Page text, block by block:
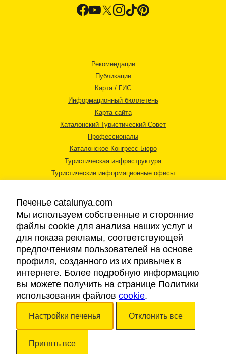
Рекомендации
Публикации
Карта / ГИС
Информационный бюллетень
Карта сайта
Каталонский Туристический Совет
Профессионалы
Каталонское Конгресс-Бюро
Туристическая инфраструктура
Туристические информационные офисы
Правовая информация
Cookies
Доступность
Авторские права © 2026. Каталонский Туристический Совет. Все права
Печенье catalunya.com
Мы используем собственные и сторонние
файлы cookie для анализа наших услуг и
для показа рекламы, соответствующей
предпочтениям пользователей на основе
профиля, созданного из их привычек в
интернете. Более подробную информацию
вы можете получить на странице Политики
использования файлов cookie.
Настройки печенья Отклонить все
Принять все